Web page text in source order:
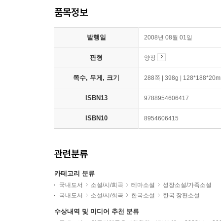
품목정보
발행일 2008년 08월 01일
판형 양장
쪽수, 무게, 크기 288쪽 | 398g |
ISBN13 9788954606417
ISBN10 8954606415
관련분류
카테고리 분류
국내도서 소설/시/희곡 테마소설
성장소설/가족소설
국내도서
소설/시/희곡 한국소설 한국 장편소설
수상내역 및 미디어 추천 분류